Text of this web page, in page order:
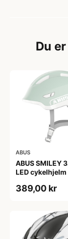
Du
ABUS
ABUS SMILEY
LED cykelhjelm
389,00 kr